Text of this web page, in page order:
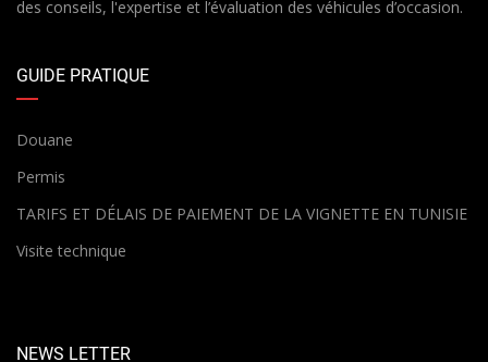
des conseils, l'expertise et l’évaluation des véhicules d’occasion.
GUIDE PRATIQUE
Douane
Permis
TARIFS ET DÉLAIS DE PAIEMENT DE LA VIGNETTE EN TUNISIE
Visite technique
NEWS LETTER